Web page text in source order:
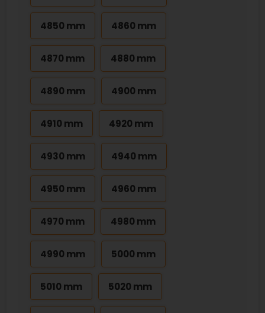
4850 mm 4860 mm
4870 mm 4880 mm
4890 mm 4900 mm
4910 mm 4920 mm
4930 mm 4940 mm
4950 mm 4960 mm
4970 mm 4980 mm
4990 mm 5000 mm
5010 mm 5020 mm